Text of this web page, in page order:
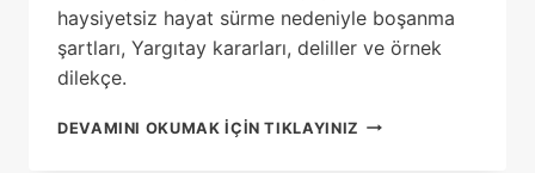
haysiyetsiz hayat sürme nedeniyle boşanma
şartları, Yargıtay kararları, deliller ve örnek
dilekçe.
DEVAMINI OKUMAK IÇIN TIKLAYINIZ SUÇ